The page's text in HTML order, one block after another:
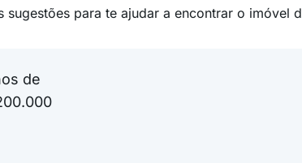
sugestões para te ajudar a encontrar o imóvel
de